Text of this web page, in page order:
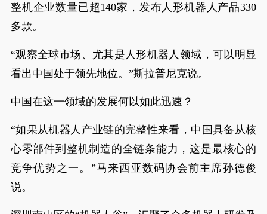
整机企业数量已超140家，发布人形机器人产品330
多款。
“观察全球市场、尤其是人形机器人领域，可以明显
看出中国处于领先地位。”斯拉普尼克说。
中国在这一领域的发展何以如此迅速？
“如果从机器人产业链的完整性来看，中国具备从核
心零部件到整机制造的全链条能力，这是最核心的
竞争优势之一。”马来西亚数码协会前主席孙德俊
说。